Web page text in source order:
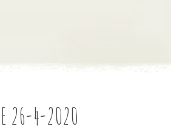
26-4-2020